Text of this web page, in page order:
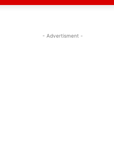
- Advertisment -